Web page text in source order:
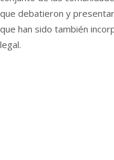
que debatieron y
que han sido también
legal.